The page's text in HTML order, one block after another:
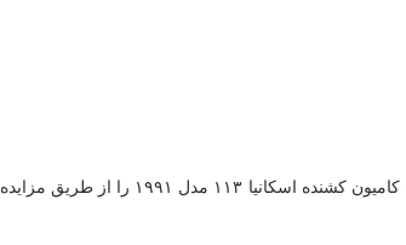
آگهی مزایده عمومی شماره ۱۴۰۳/